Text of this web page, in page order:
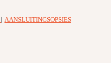
AANSLUITINGSOPSIES